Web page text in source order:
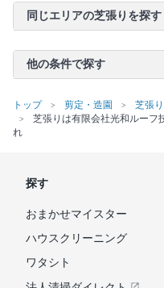
同じエリアの芝張りを探す
他の条件で探す
トップ 剪定・造園 芝張り
芝張りは有限会社光和ルーフ
れ
探す
おまかせマイスター
ハウスクリーニング
ワタシト